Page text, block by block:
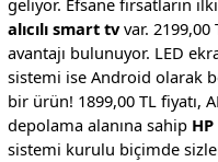
geliyor. Efsane fırsatların
alıcılı smart tvvar. 2199,00
avantajı bulunuyor. LED
sistemi ise Android olarak
bir ürün! 1899,00 TL fiyatı,
depolama alanına sahip
sistemi kurulu biçimde